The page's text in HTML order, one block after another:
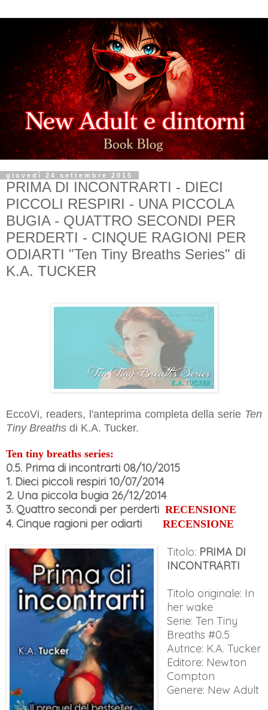
giovedì 24 settembre 2015
PRIMA DI INCONTRARTI - DIECI
PICCOLI RESPIRI - UNA PICCOLA
BUGIA - QUATTRO SECONDI PER
PERDERTI - CINQUE RAGIONI PER
ODIARTI "Ten Tiny Breaths Series" di
K.A. TUCKER
EccoVi, readers, l'anteprima completa della serie Ten
Tiny Breaths di K.A. Tucker.
Ten tiny breaths series:
0.5. Prima di incontrarti 08/10/2015
1. Dieci piccoli respiri 10/07/2014
2. Una piccola bugia 26/12/2014
3. Quattro secondi per perderti RECENSIONE
4. Cinque ragioni per odiarti RECENSIONE
Titolo: PRIMA DI
INCONTRARTI
Titolo originale: In
her wake
Serie: Ten Tiny
Breaths #0.5
Autrice: K.A. Tucker
Editore: Newton
Compton
Genere: New Adult